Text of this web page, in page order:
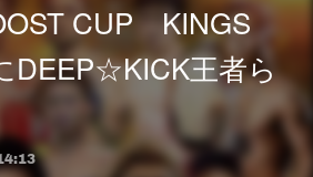
CUP KINGS
DEEP☆KICK王者ら